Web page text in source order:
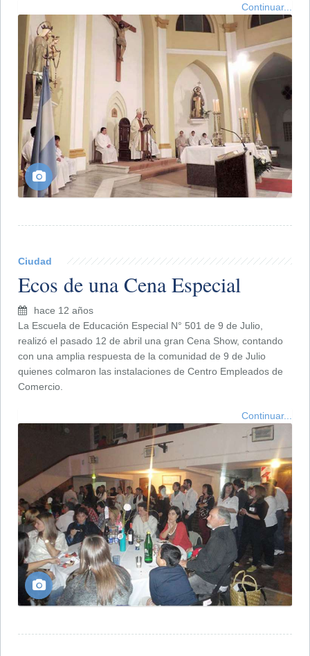
Continuar...
Ciudad
Ecos de una Cena Especial
hace 12 años
La Escuela de Educación Especial N° 501 de 9 de Julio,
realizó el pasado 12 de abril una gran Cena Show, contando
con una amplia respuesta de la comunidad de 9 de Julio
quienes colmaron las instalaciones de Centro Empleados de
Comercio.
Continuar...